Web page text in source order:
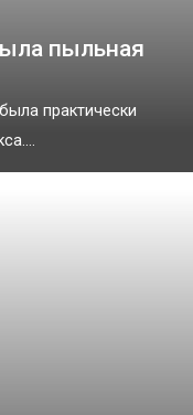
пыльная
практически